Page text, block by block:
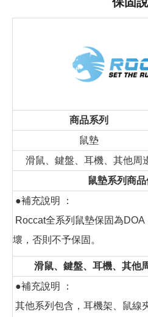
商品系列
鼠墊
滑鼠、鍵盤、耳機、其他周
鼠墊系列商
●補充說明 ：
Roccat全系列鼠墊保固為
壞，否則不予保固。
滑鼠、鍵盤、耳機、其他
●補充說明 ：
其他系列包含，耳機架、鼠線